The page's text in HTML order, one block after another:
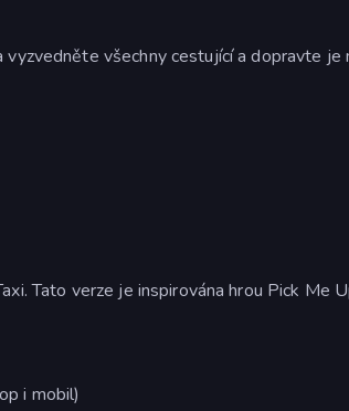
všechny cestující a dopravte
Tato verze je inspirována hrou Pick Me
i mobil)